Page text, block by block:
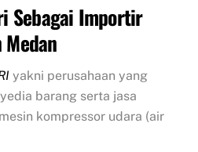
Sebagai Importir
yakni perusahaan yang
barang serta jasa
kompressor udara (air